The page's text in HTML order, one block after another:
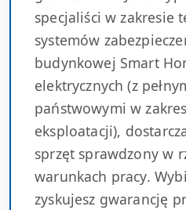
specjaliści w zakresie
systemów
budynkowej Smart
elektrycznych (z
państwowymi w
eksploatacji),
sprzęt sprawdzony w
warunkach pracy.
zyskujesz gwarancję